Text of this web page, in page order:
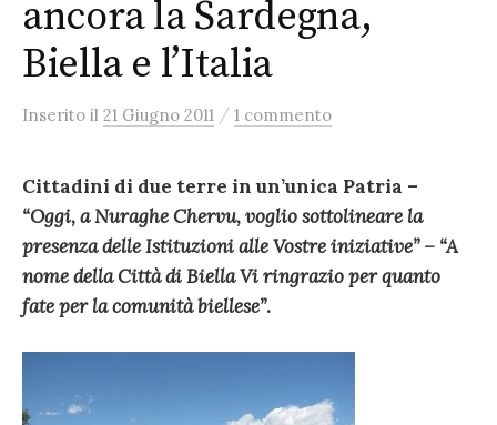
ancora la Sardegna,
Biella e l’Italia
Inserito il 21 Giugno 2011 / 1 commento
Cittadini di due terre in un’unica Patria –
“Oggi, a Nuraghe Chervu, voglio sottolineare la
presenza delle Istituzioni alle Vostre iniziative” – “A
nome della Città di Biella Vi ringrazio per quanto
fate per la comunità biellese”.